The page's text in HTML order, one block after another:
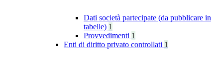
Dati società partecipate (da pubblicare in
tabelle) 1
Provvedimenti 1
Enti di diritto privato controllati 1